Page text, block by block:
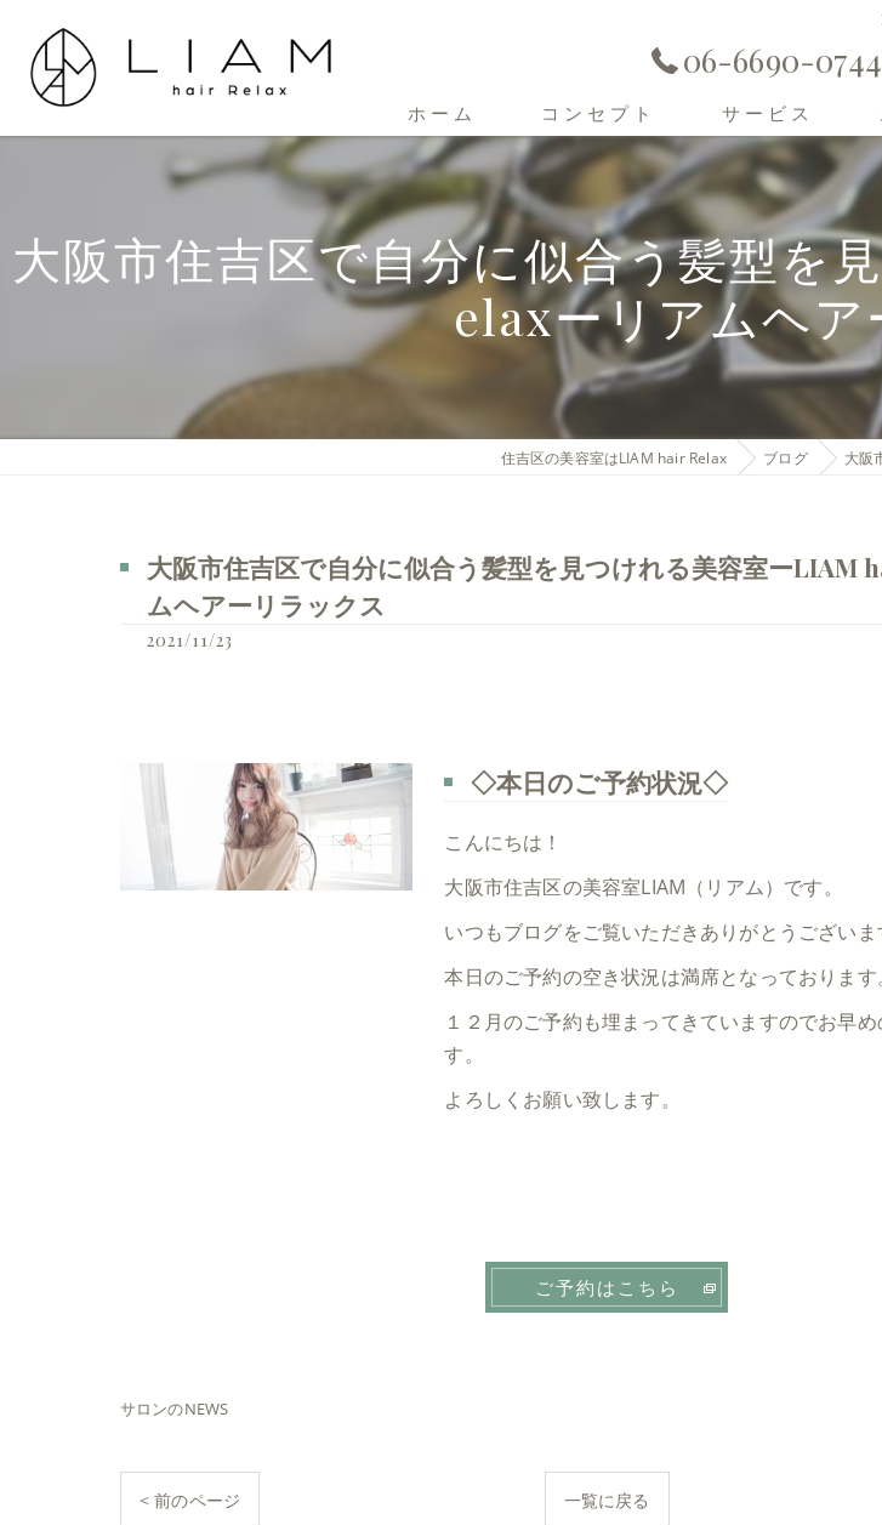
06-6690-0744
ホーム コンセプト
住吉区の美容室･LIAM hair Relaxの口コミ情
住吉区の美容室･LIAM hair Relaxの評判
住吉区の美容室･LIAM hair Relaxのお客様の
サービス
大阪市住吉区で自分に似合う髪型
elaxーリアムヘア
住吉区の美容室はLIAM hair Relax ブログ 大阪
大阪市住吉区で自分に似合う髪型を見つけれる美容室ー
ムヘアーリラックス
2021/11/23
◇本日のご予約状況◇
こんにちは！
大阪市住吉区の美容室LIAM（リアム）です。
いつもブログをご覧いただきありがとうございま
本日のご予約の空き状況は満席となっております
１２月のご予約も埋まってきていますのでお早
す。
よろしくお願い致します。
ご予約はこちら
サロンのNEWS
< 前のページ 一覧に戻る